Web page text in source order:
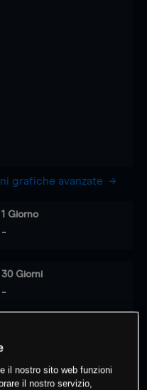
grafiche avanzate
1 Giorno
-
30 Giorni
-
il nostro sito web funzioni
il nostro servizio,